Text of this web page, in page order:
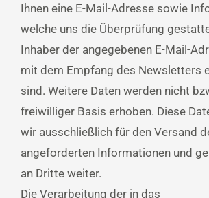
Ihnen eine E-Mail-Adresse sowie
welche uns die Überprüfung
Inhaber der angegebenen E-Mail-
mit dem Empfang des Newsletters
sind. Weitere Daten werden nicht
freiwilliger Basis erhoben. Diese
wir ausschließlich für den Versand
angeforderten Informationen und
an Dritte weiter.
Die Verarbeitung der in das